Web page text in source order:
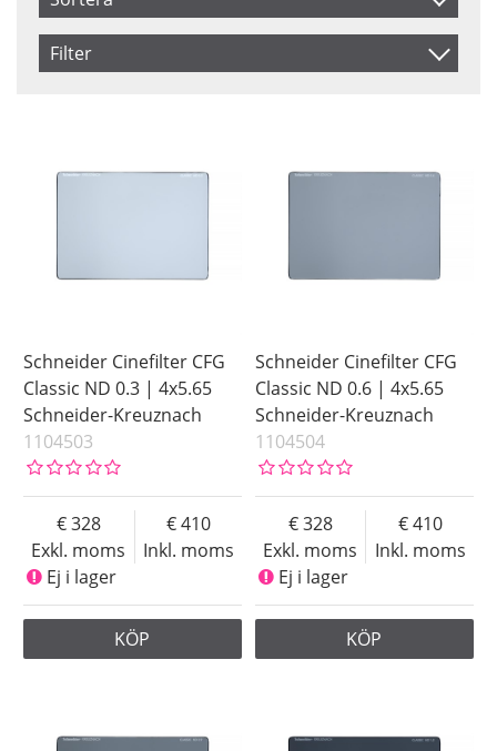
Artikelkod
Filter
Schneider Cinefilter CFG
Classic ND 0.3 | 4x5.65
Schneider-Kreuznach
1104503
Exkl. moms
328
Inkl. moms
410
Ej i lager
KÖP
Schneider Cinefilter CFG
Classic ND 0.6 | 4x5.65
Schneider-Kreuznach
1104504
Exkl. moms
328
Inkl. moms
410
Ej i lager
KÖP